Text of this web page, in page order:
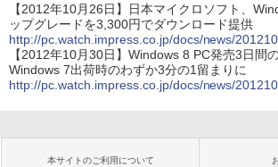
【2012年10月26日】日本マイクロソフト、
ップグレードを3,300円でダウンロード提供
http://pc.watch.impress.co.jp/docs/news/
【2012年10月30日】Windows 8 PC発売3日間
Windows 7出荷時のわずか3分の1留まりに
http://pc.watch.impress.co.jp/docs/news/
本サイトのご利用について